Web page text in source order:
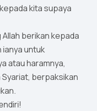
kita supaya
Allah berikan kepada
ianya untuk
atau haramnya,
berpaksikan